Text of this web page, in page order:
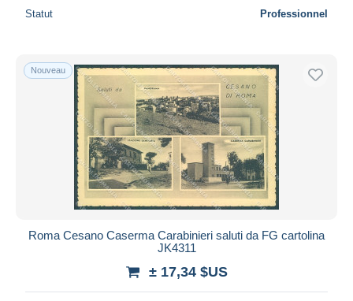
Statut Professionnel
Nouveau
Roma Cesano Caserma Carabinieri saluti da FG cartolina
JK4311
± 17,34 $US